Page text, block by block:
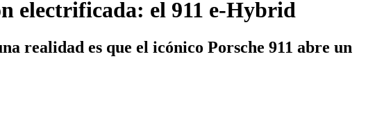
electrificada: el 911 e-Hybrid
realidad es que el icónico Porsche 911 abre un